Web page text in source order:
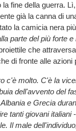
fine della guerra.
già la canna di
la camicia nera
parte del più forte
che
di fronte alle
c'è molto. C'è la
dell'avvento del
e Grecia
tanti giovani italiani
Il male